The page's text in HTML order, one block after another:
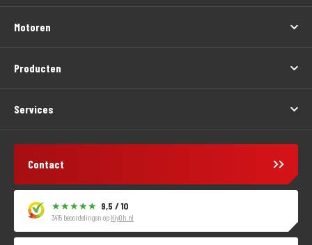
Motoren
Producten
Services
Contact
9,5 / 10
3415 beoordelingen op KiyOh.nl